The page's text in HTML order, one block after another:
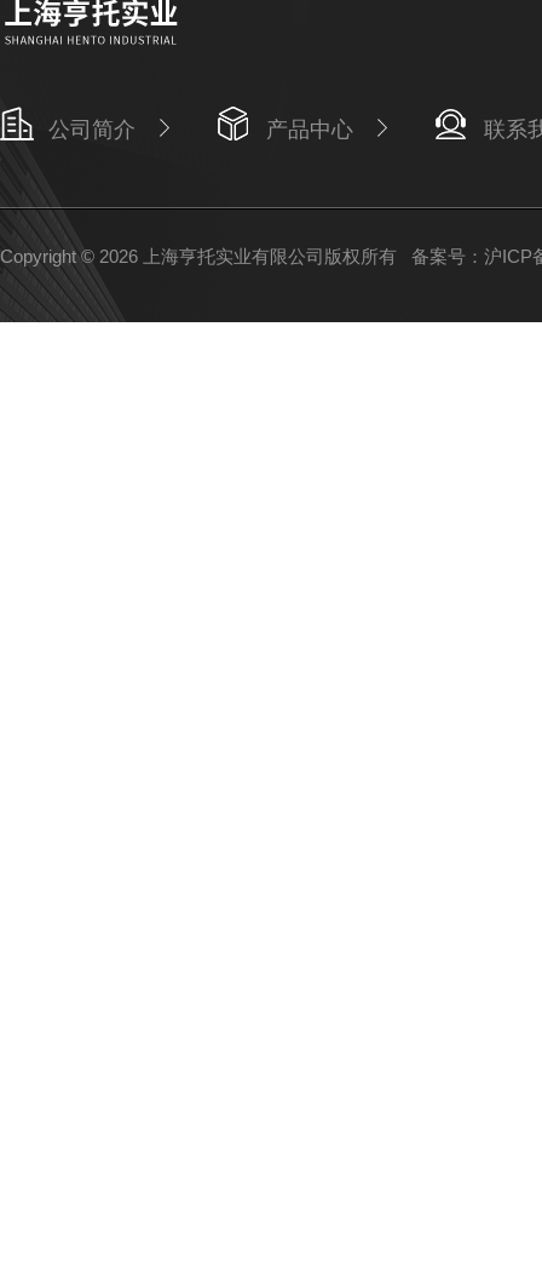
公司简介 产品中心 联系
Copyright © 2026 上海亨托实业有限公司版权所有 备案号：沪ICP